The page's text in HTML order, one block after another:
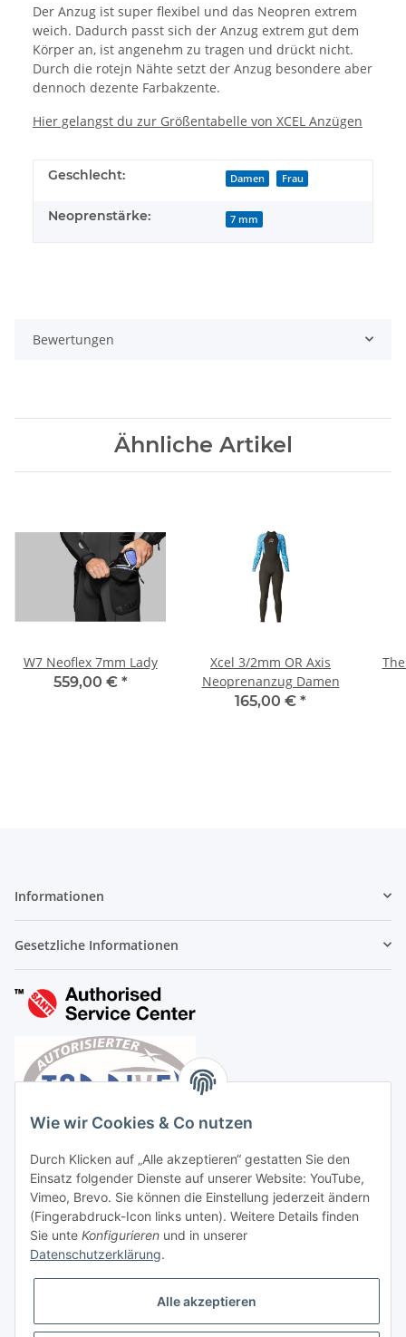
Der Anzug ist super flexibel und das Neopren extrem
weich. Dadurch passt sich der Anzug extrem gut dem
Körper an, ist angenehm zu tragen und drückt nicht.
Durch die rotejn Nähte setzt der Anzug besondere aber
dennoch dezente Farbakzente.
Hier gelangst du zur Größentabelle von XCEL Anzügen
Geschlecht: Damen Frau
Neoprenstärke: 7 mm
Bewertungen
Ähnliche Artikel
W7 Neoflex 7mm Lady
559,00 € *
Xcel 3/2mm OR Axis
Neoprenanzug Damen
165,00 € *
Informationen
Gesetzliche Informationen
Vertrag widerrufen
Wie wir Cookies & Co nutzen
Durch Klicken auf „Alle akzeptieren“ gestatten Sie den
Einsatz folgender Dienste auf unserer Website: YouTube,
Vimeo, Brevo. Sie können die Einstellung jederzeit ändern
(Fingerabdruck-Icon links unten). Weitere Details finden
Sie unte Konfigurieren und in unserer
Datenschutzerklärung.
Alle akzeptieren